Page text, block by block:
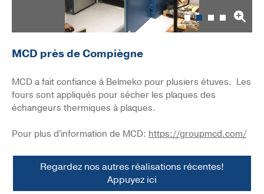
MCD près de Compiègne
MCD a fait confiance à Belmeko pour plusiers étuves. Les
fours sont appliqués pour sécher les plaques des
échangeurs thermiques à plaques.
Pour plus d'information de MCD: https://groupmcd.com/
Regardez nos autres réalisations récentes!
Appuyez ici